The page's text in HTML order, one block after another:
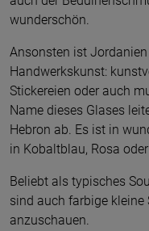
wunderschön.
Ansonsten ist
Handwerkskunst:
Stickereien oder auch
Name dieses Glases
Hebron ab. Es ist in
in Kobaltblau, Rosa
Beliebt als typisches
sind auch farbige
anzuschauen.